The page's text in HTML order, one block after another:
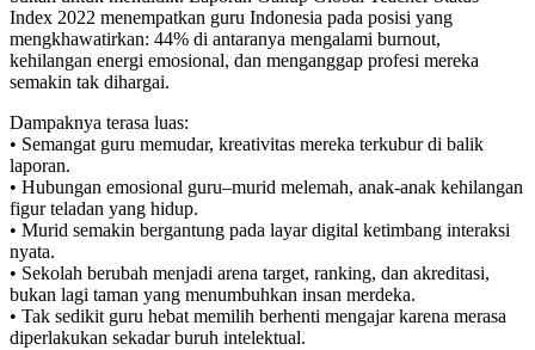
Index 2022 menempatkan guru Indonesia pada posisi yang
mengkhawatirkan: 44% di antaranya mengalami burnout,
kehilangan energi emosional, dan menganggap profesi mereka
semakin tak dihargai.
Dampaknya terasa luas:
• Semangat guru memudar, kreativitas mereka terkubur di balik
laporan.
• Hubungan emosional guru–murid melemah, anak-anak kehilangan
figur teladan yang hidup.
• Murid semakin bergantung pada layar digital ketimbang interaksi
nyata.
• Sekolah berubah menjadi arena target, ranking, dan akreditasi,
bukan lagi taman yang menumbuhkan insan merdeka.
• Tak sedikit guru hebat memilih berhenti mengajar karena merasa
diperlakukan sekadar buruh intelektual.